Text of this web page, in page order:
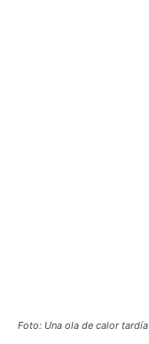
Foto: Una ola de calor